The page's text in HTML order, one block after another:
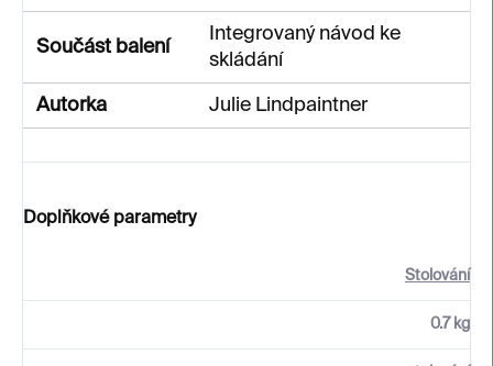
Součást balení
Integrovaný návod ke
skládání
Autorka Julie Lindpaintner
Doplňkové parametry
Stolování
0.7 kg